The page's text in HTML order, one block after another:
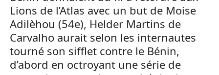
Lions de l’Atlas avec un but de Moise
Adilèhou (54e), Helder Martins de
Carvalho aurait selon les internautes
tourné son sifflet contre le Bénin,
d’abord en octroyant une série de